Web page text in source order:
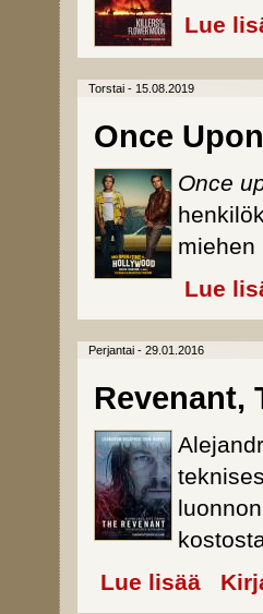
Lue
Torstai - 15.08.2019
Once
Once
miehen
Lue
Perjantai - 29.01.2016
Revenant,
Lue lisää about